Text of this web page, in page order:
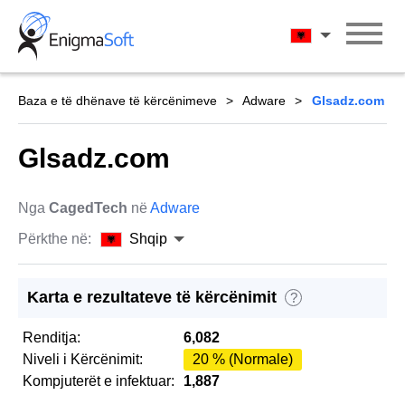
Skip
content
Shqip
Baza e të dhënave të kërcënimeve Adware Glsadz.com
Glsadz.com
Nga CagedTech në Adware
Përkthe në:
Shqip
Karta e rezultateve të kërcënimit ?
Renditja:
6,082
Niveli i Kërcënimit:
20 % (Normale)
Kompjuterët e infektuar:
1,887